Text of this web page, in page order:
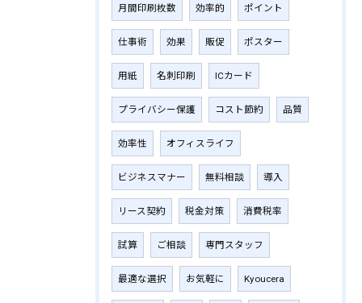
月間印刷枚数 効率的 ポイント
仕事術 効果 販促 ポスター
用紙 名刺印刷 ICカード
プライバシー保護 コスト節約 品質
効率性 オフィスライフ
ビジネスマナー 無料相談 導入
リース契約 税金対策 消費税率
試算 ご相談 専門スタッフ
最適な選択 お気軽に Kyoucera